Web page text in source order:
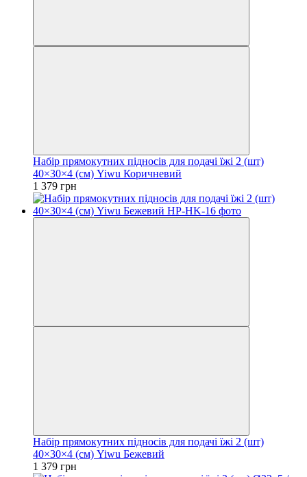
Набір прямокутних підносів для подачі їжі 2 (шт)
40×30×4 (см) Yiwu Коричневий
1 379 грн
Набір прямокутних підносів для подачі їжі 2 (шт)
40×30×4 (см) Yiwu Бежевий
1 379 грн